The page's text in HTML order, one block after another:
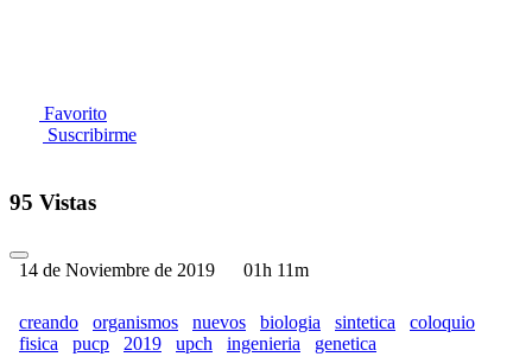
Favorito
Suscribirme
95 Vistas
14 de Noviembre de 2019 01h 11m
creando organismos nuevos biologia sintetica
coloquio
fisica
pucp 2019 upch ingenieria
genetica